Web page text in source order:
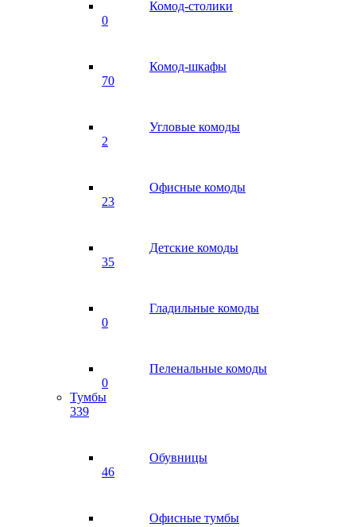
Комод-столики
0
Комод-шкафы
70
Угловые комоды
2
Офисные комоды
23
Детские комоды
35
Гладильные комоды
0
Пеленальные комоды
0
Тумбы
339
Обувницы
46
Офисные тумбы